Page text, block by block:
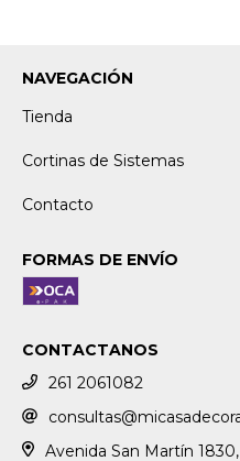
NAVEGACIÓN
Tienda
Cortinas de Sistemas
Contacto
FORMAS DE ENVÍO
CONTACTANOS
261 2061082
Avenida San Martín